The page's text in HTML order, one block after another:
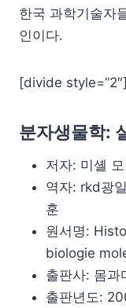
한국 과학기술자
인이다.
[divide style=”2″]
분자생물학:
저자: 미셸
역자: rkd광
훈
원서명:
biologie
출판사: 몸과
출판년도: